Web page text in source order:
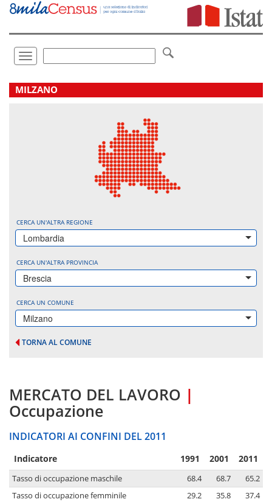
Vai
direttamente
Toggle
navigation
.
MILZANO
CERCA UN'ALTRA REGIONE
Lombardia
CERCA UN'ALTRA PROVINCIA
Brescia
CERCA UN COMUNE
Milzano
TORNA AL COMUNE
MERCATO DEL LAVORO |
Occupazione
INDICATORI AI CONFINI DEL 2011
Indicatore 1991 2001 2011
Tasso di occupazione maschile 68.4 68.7
65.2
Tasso di occupazione femminile
29.2 35.8
37.4